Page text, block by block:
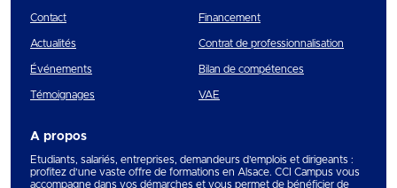
Contact
Actualités
Événements
Témoignages
Financement
Contrat de professionnalisation
Bilan de compétences
VAE
A propos
Etudiants, salariés, entreprises, demandeurs d’emplois et dirigeants :
profitez d’une vaste offre de formations en Alsace. CCI Campus vous
accompagne dans vos démarches et vous permet de bénéficier de